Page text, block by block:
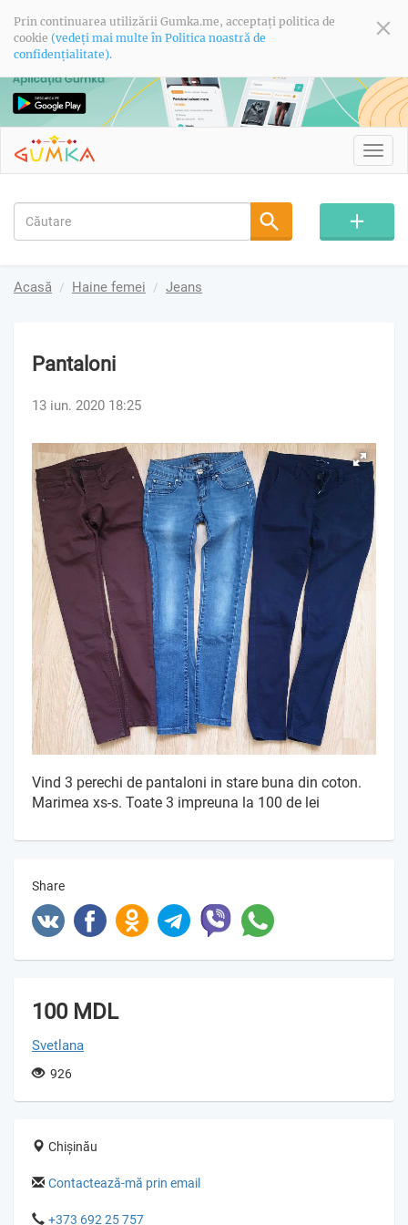
Prin continuarea utilizării Gumka.me, acceptați politica de
cookie (vedeți mai multe în Politica noastră de
confidențialitate).
Acasă Haine femei Jeans
Pantaloni
13 iun. 2020 18:25
Vind 3 perechi de pantaloni in stare buna din coton.
Marimea xs-s. Toate 3 impreuna la 100 de lei
Share
100 MDL
Svetlana
926
Chișinău
Contactează-mă prin email
+373 692 25 757